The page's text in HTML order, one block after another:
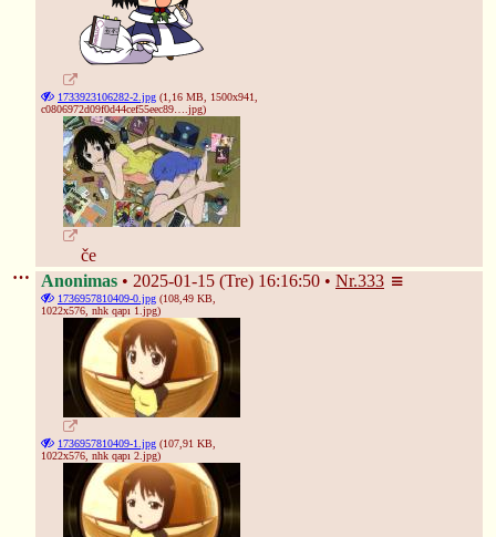
1733923106282-2.jpg (1,16 MB, 1500x941,
c0806972d09f0d44cef55eec89….jpg)
če
Anonimas
2025-01-15 (Tre) 16:16:50 Nr.333
1736957810409-0.jpg (108,49 KB,
1022x576, nhk qapı 1.jpg)
1736957810409-1.jpg (107,91 KB,
1022x576, nhk qapı 2.jpg)